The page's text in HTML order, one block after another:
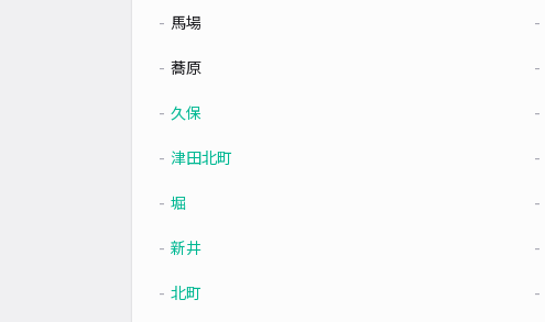
馬場
蕎原
久保
津田北町
堀
新井
北町